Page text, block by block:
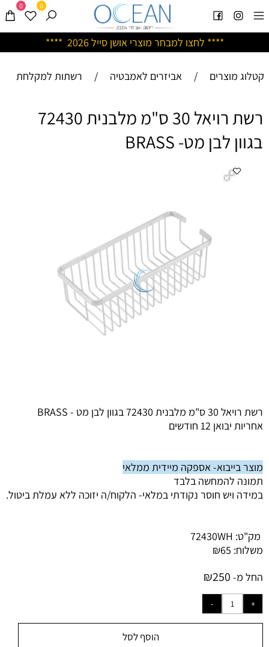
**** לחצו למבחר מוצרי אושן סייל 2026 ****
0 0
קטלוג מוצרים / אביזרים לאמבטיה / רשתות למקלחת
רשת רויאל 30 ס"מ מלבנית 72430
בגוון לבן מט- BRASS
רשת רויאל 30 ס"מ מלבנית 72430 בגוון לבן מט - BRASS
אחריות יבואן 12 חודשים
מוצר בייבוא- אספקה מיידית ממלאי
תמונה להמחשה בלבד
במידה ויש חוסר נקודתי במלאי- הלקוח/ה יזוכה ללא עמלת ביטול.
מק"ט: 72430WH
משלוח:
₪65
החל מ-
₪250
הוסף לסל